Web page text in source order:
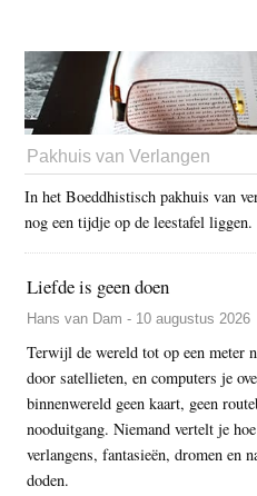
Pakhuis van Verlangen
In het Boeddhistisch pakhuis van
nog een tijdje op de leestafel liggen.
Liefde is geen doen
Hans van Dam - 10 augustus 2026
Terwijl de wereld tot op een meter
door satellieten, en computers je
binnenwereld geen kaart, geen
nooduitgang. Niemand vertelt je
verlangens, fantasieën, dromen en
doden.